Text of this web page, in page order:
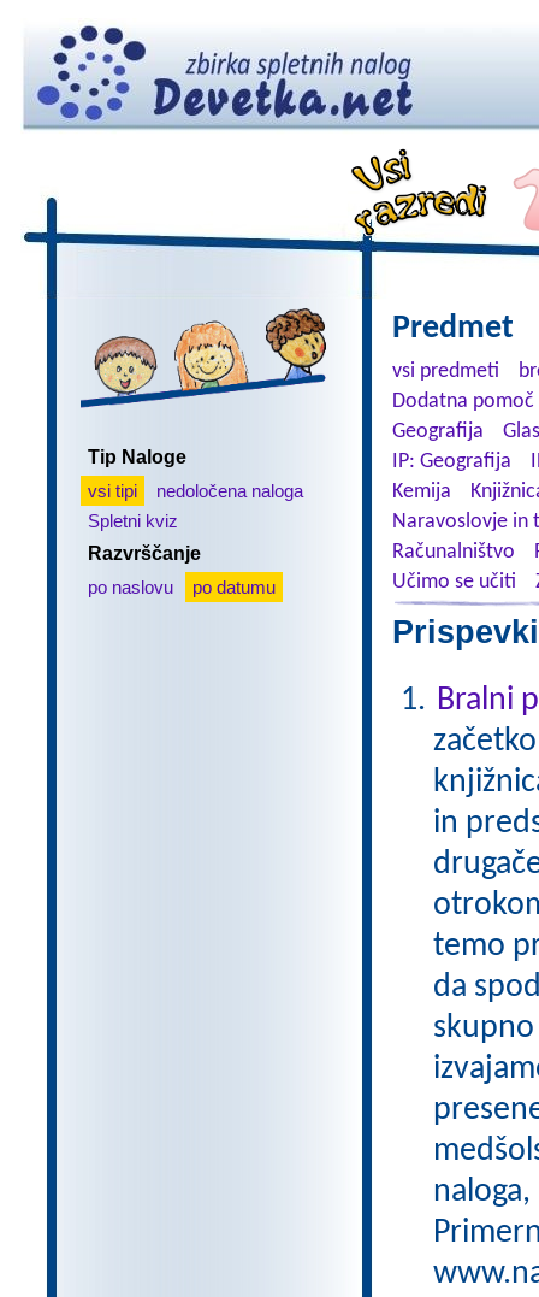
Tip Naloge
vsi tipi
nedoločena naloga
Spletni kviz
Razvrščanje
po naslovu
po datumu
Predmet
vsi predmeti
Dodatna
Geografija
IP: Geografija
Kemija
Naravoslovje in
Računalništvo
Učimo se učiti
Bralni
in
temo
da